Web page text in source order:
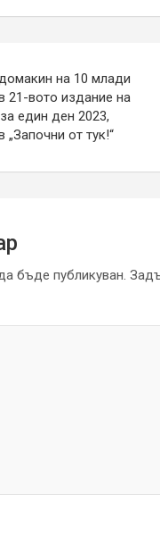
на 10 млади
21-вото издание на
един ден 2023,
от тук!“
бъде публикуван.